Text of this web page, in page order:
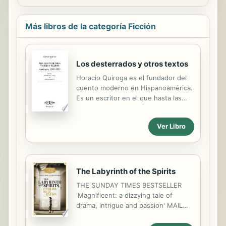
Más libros de la categoría Ficción
Los desterrados y otros textos
Horacio Quiroga es el fundador del
cuento moderno en Hispanoamérica.
Es un escritor en el que hasta las
cuestionadas. Nacido en Uruguay,
radicado en Argentina, escribe sin
embargo sobre la antigua región
cotidiano, ambiente que Quiroga
refleja magistralmente en sus
relatos. La presente antología
comprende tres partes: I. Siete
Cuentos. II. Los desterrados. III.
Ver Libro
The Labyrinth of the Spirits
THE SUNDAY TIMES BESTSELLER
'Magnificent: a dizzying tale of
drama, intrigue and passion' MAIL